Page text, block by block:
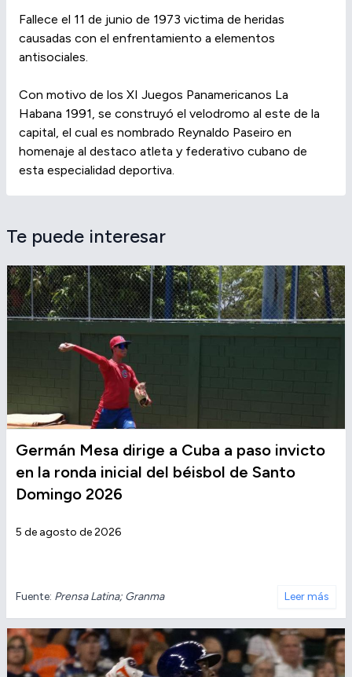
Fallece el 11 de junio de 1973 victima de heridas
causadas con el enfrentamiento a elementos
antisociales.
Con motivo de los XI Juegos Panamericanos La
Habana 1991, se construyó el velodromo al este de la
capital, el cual es nombrado Reynaldo Paseiro en
homenaje al destaco atleta y federativo cubano de
esta especialidad deportiva.
Te puede interesar
Germán Mesa dirige a Cuba a paso invicto
en la ronda inicial del béisbol de Santo
Domingo 2026
5 de agosto de 2026
Fuente: Prensa Latina; Granma Leer más